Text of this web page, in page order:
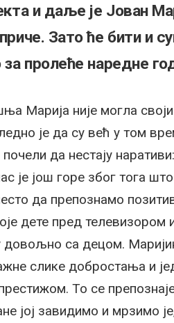
и даље је Јован
Зато ће бити и
за пролеће наредне
Марија није могла
је да су већ у том
да нестају наративи:
је још горе због тога
да препознамо
дете пред
довољно са децом.
слике добростања и
То се
јој завидимо и мрзимо